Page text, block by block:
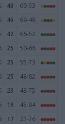
48
69-53
46
69-48
42
66-52
25
50-66
25
55-73
25
48-82
23
48-75
19
45-94
17
23-76